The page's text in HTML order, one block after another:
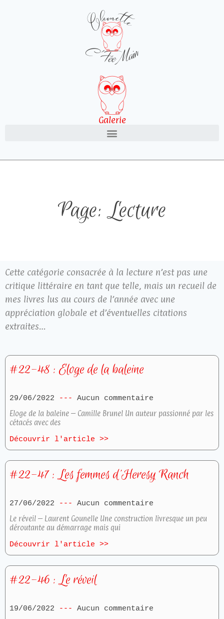
Galerie
Page: Lecture
Cette catégorie consacrée à la lecture n’est pas une
critique littéraire en tant que telle, mais un recueil de
mes livres lus au cours de l’année avec une
appréciation globale et d’éventuelles citations
extraites…
#22-48 : Eloge de la baleine
29/06/2022
Aucun commentaire
Eloge de la baleine – Camille Brunel Un auteur passionné par les
cétacés avec des
Découvrir l'article >>
#22-47 : Les femmes d’Heresy Ranch
27/06/2022
Aucun commentaire
Le réveil – Laurent Gounelle Une construction livresque un peu
déroutante au démarrage mais qui
Découvrir l'article >>
#22-46 : Le réveil
19/06/2022
Aucun commentaire